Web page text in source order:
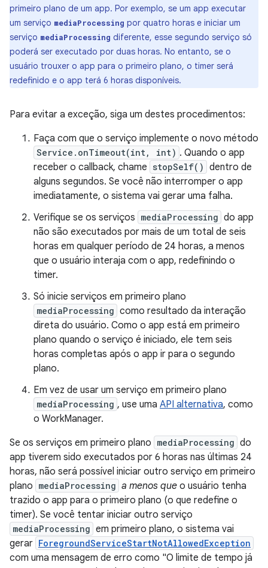
primeiro plano de um app. Por exemplo, se um app executar
um serviço mediaProcessing por quatro horas e iniciar um
serviço mediaProcessing diferente, esse segundo serviço só
poderá ser executado por duas horas. No entanto, se o
usuário trouxer o app para o primeiro plano, o timer será
redefinido e o app terá 6 horas disponíveis.
Para evitar a exceção, siga um destes procedimentos:
Faça com que o serviço implemente o novo método
Service.onTimeout(int, int) . Quando o app
receber o callback, chame stopSelf() dentro de
alguns segundos. Se você não interromper o app
imediatamente, o sistema vai gerar uma falha.
Verifique se os serviços mediaProcessing do app
não são executados por mais de um total de seis
horas em qualquer período de 24 horas, a menos
que o usuário interaja com o app, redefinindo o
timer.
Só inicie serviços em primeiro plano
mediaProcessing como resultado da interação
direta do usuário. Como o app está em primeiro
plano quando o serviço é iniciado, ele tem seis
horas completas após o app ir para o segundo
plano.
Em vez de usar um serviço em primeiro plano
mediaProcessing , use uma API alternativa, como
o WorkManager.
Se os serviços em primeiro plano mediaProcessing do
app tiverem sido executados por 6 horas nas últimas 24
horas, não será possível iniciar outro serviço em primeiro
plano mediaProcessing a menos que o usuário tenha
trazido o app para o primeiro plano (o que redefine o
timer). Se você tentar iniciar outro serviço
mediaProcessing em primeiro plano, o sistema vai
gerar ForegroundServiceStartNotAllowedException
com uma mensagem de erro como "O limite de tempo já